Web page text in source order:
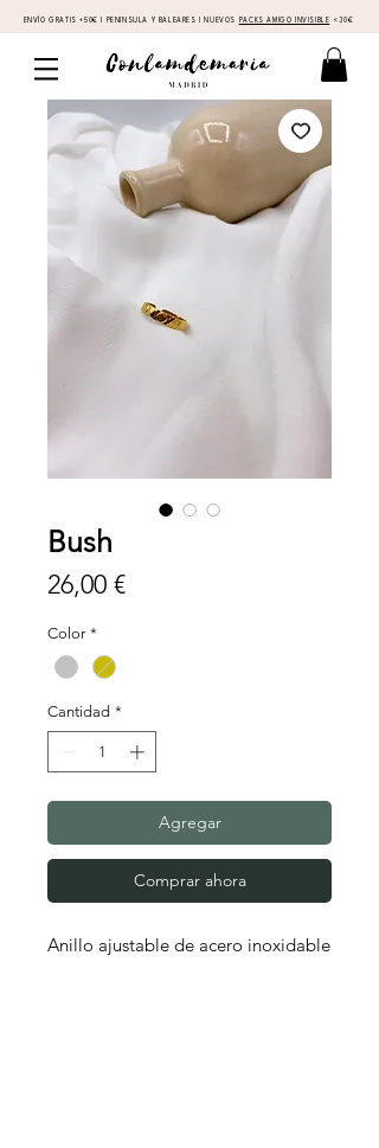
ENVÍO GRATIS +50€ I PENINSULA Y BALEARES I NUEVOS PACKS AMIGO INVISIBLE <30€
Bush
26,00 €Precio
Color *
Cantidad *
Agregar
Comprar ahora
Anillo ajustable de acero inoxidable